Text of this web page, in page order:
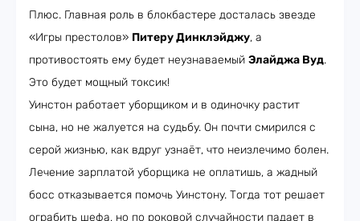
Плюс. Главная роль в блокбастере досталась звезде
«Игры престолов» Питеру Динклэйджу, а
противостоять ему будет неузнаваемый Элайджа Вуд.
Это будет мощный токсик!
Уинстон работает уборщиком и в одиночку растит
сына, но не жалуется на судьбу. Он почти смирился с
серой жизнью, как вдруг узнаёт, что неизлечимо болен.
Лечение зарплатой уборщика не оплатишь, а жадный
босс отказывается помочь Уинстону. Тогда тот решает
ограбить шефа, но по роковой случайности падает в